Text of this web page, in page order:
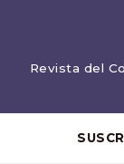
Revista del